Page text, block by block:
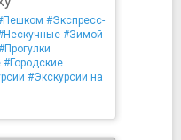
#Экспресс-
#Зимой
#Городские
#Экскурсии на